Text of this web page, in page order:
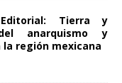
Tierra y
anarquismo y
región mexicana